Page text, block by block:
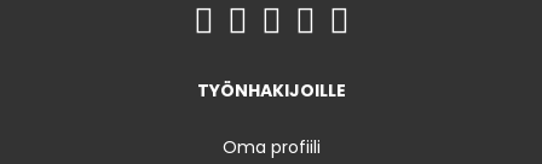
TYÖNHAKIJOILLE
Oma profiili